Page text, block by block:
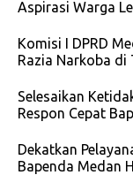
Aspirasi Warga
Komisi I DPRD
Razia Narkoba di
Selesaikan
Respon Cepat
Dekatkan
Bapenda Medan